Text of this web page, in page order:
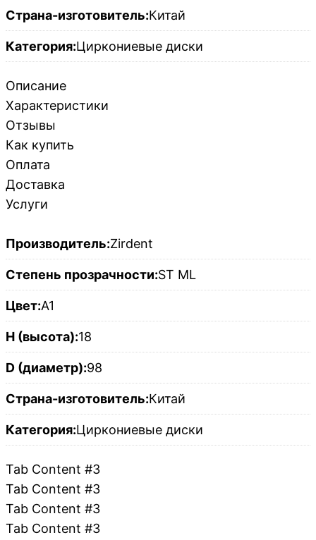
Страна-изготовитель:Китай
Категория:Циркониевые диски
Описание
Характеристики
Отзывы
Как купить
Оплата
Доставка
Услуги
Производитель:Zirdent
Степень прозрачности:ST ML
Цвет:A1
H (высота):18
D (диаметр):98
Страна-изготовитель:Китай
Категория:Циркониевые диски
Tab Content #3
Tab Content #3
Tab Content #3
Tab Content #3